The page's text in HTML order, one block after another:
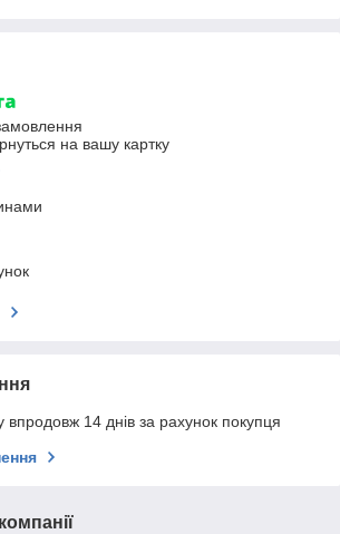
на вашу картку
14 днів за рахунок покупця